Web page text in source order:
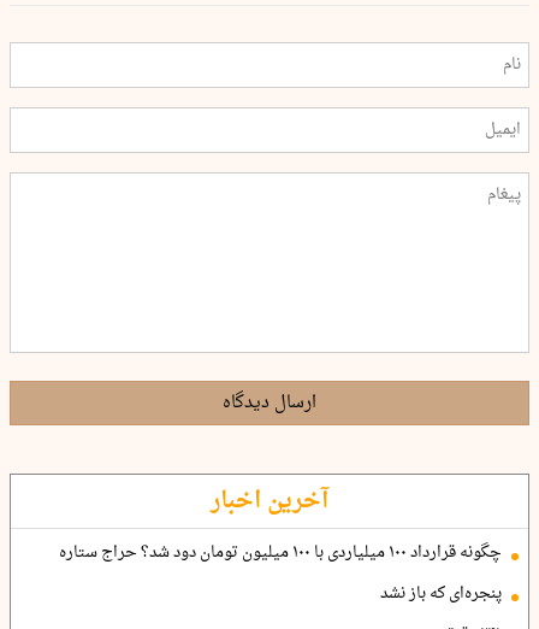
ارسال دیدگاه
آخرین اخبار
چگونه قرارداد ۱۰۰ میلیاردی با ۱۰۰ میلیون تومان دود شد؟ حراج ستاره
پنجره‌ای که باز نشد